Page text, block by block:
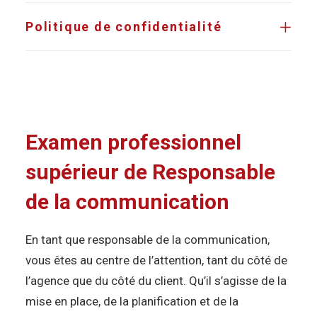
Politique de confidentialité
Examen professionnel
supérieur de Responsable
de la communication
En tant que responsable de la communication,
vous êtes au centre de l’attention, tant du côté de
l’agence que du côté du client. Qu’il s’agisse de la
mise en place, de la planification et de la